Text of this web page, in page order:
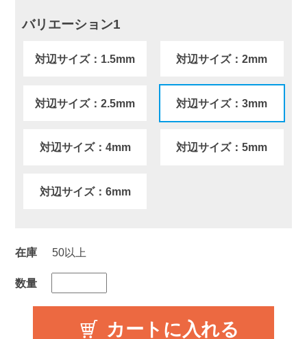
バリエーション1
対辺サイズ：1.5mm 対辺サイズ：2mm
対辺サイズ：2.5mm 対辺サイズ：3mm
対辺サイズ：4mm 対辺サイズ：5mm
対辺サイズ：6mm
在庫 50以上
数量